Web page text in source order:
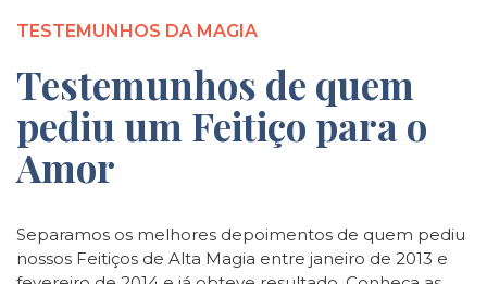
TESTEMUNHOS DA MAGIA
Testemunhos de quem
pediu um Feitiço para o
Amor
Separamos os melhores depoimentos de quem pediu
nossos Feitiços de Alta Magia entre janeiro de 2013 e